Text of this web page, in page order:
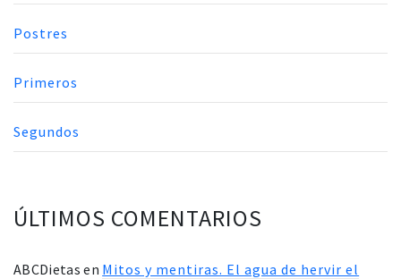
Postres
Primeros
Segundos
ÚLTIMOS COMENTARIOS
ABCDietas en Mitos y mentiras. El agua de hervir el